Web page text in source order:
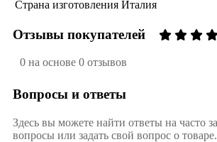
Страна изготовления Италия
Отзывы покупателей
0 на основе 0 отзывов
Вопросы и ответы
Здесь вы можете найти ответы на часто
вопросы или задать свой вопрос о товаре.